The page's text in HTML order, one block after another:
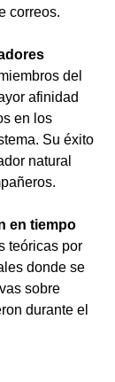
correos.
del
afinidad
en los
Su éxito
natural
en tiempo
teóricas por
donde se
sobre
durante el